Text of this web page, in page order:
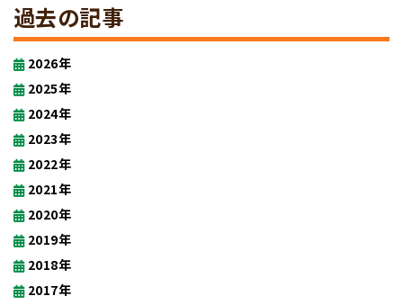
過去の記事
2026年
2025年
2024年
2023年
2022年
2021年
2020年
2019年
2018年
2017年